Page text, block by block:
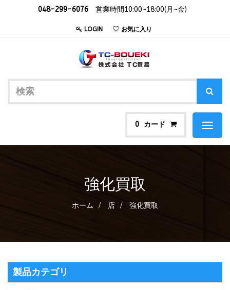
048-299-6076 営業時間10:00~18:00(月~金)
LOGIN お気に入り
0 カード
Toggle
強化買取
ホーム 店 強化買取
製品カテゴリ